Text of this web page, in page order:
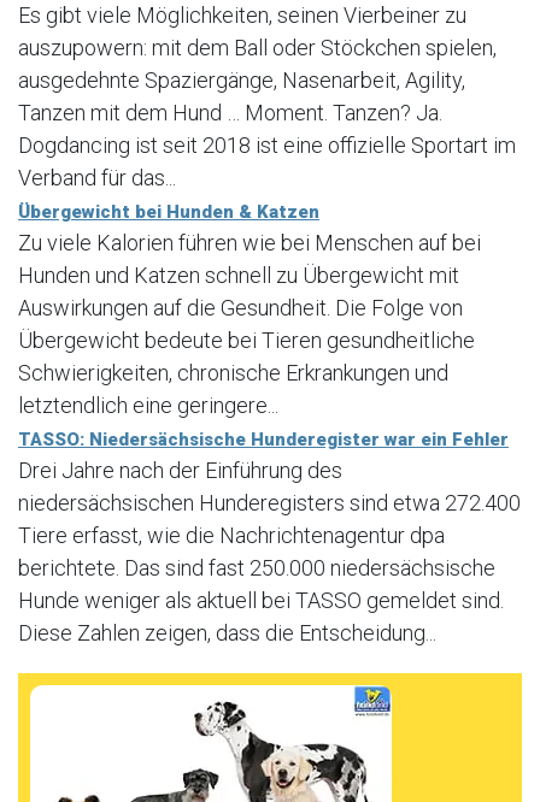
Es gibt viele Möglichkeiten, seinen Vierbeiner zu
auszupowern: mit dem Ball oder Stöckchen spielen,
ausgedehnte Spaziergänge, Nasenarbeit, Agility,
Tanzen mit dem Hund … Moment. Tanzen? Ja.
Dogdancing ist seit 2018 ist eine offizielle Sportart im
Verband für das...
Übergewicht bei Hunden & Katzen
Zu viele Kalorien führen wie bei Menschen auf bei
Hunden und Katzen schnell zu Übergewicht mit
Auswirkungen auf die Gesundheit. Die Folge von
Übergewicht bedeute bei Tieren gesundheitliche
Schwierigkeiten, chronische Erkrankungen und
letztendlich eine geringere...
TASSO: Niedersächsische Hunderegister war ein Fehler
Drei Jahre nach der Einführung des
niedersächsischen Hunderegisters sind etwa 272.400
Tiere erfasst, wie die Nachrichtenagentur dpa
berichtete. Das sind fast 250.000 niedersächsische
Hunde weniger als aktuell bei TASSO gemeldet sind.
Diese Zahlen zeigen, dass die Entscheidung...